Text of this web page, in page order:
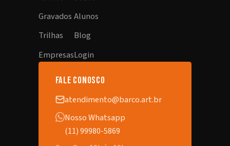
Gravados
Trilhas
Empresas
Alunos
Blog
Login
fale conosco
atendimento@barco.art.br
Nosso Whatsapp
(11) 99980-5869